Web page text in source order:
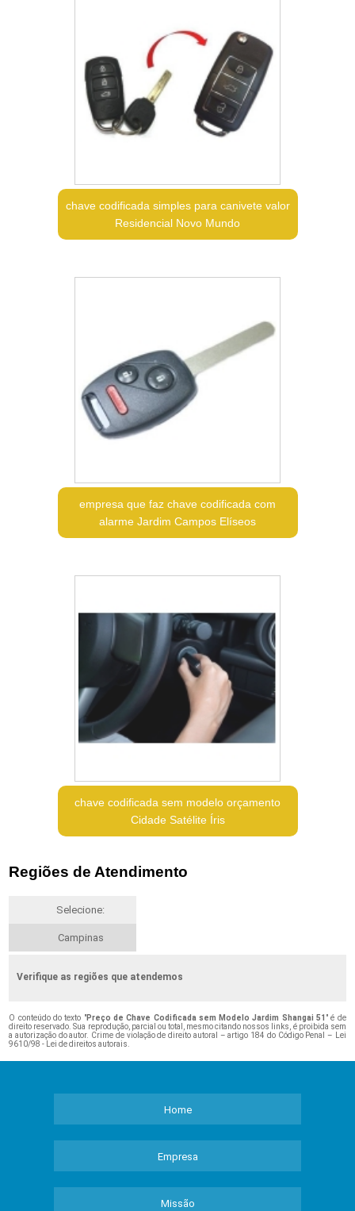
chave codificada simples para canivete valor
Residencial Novo Mundo
empresa que faz chave codificada com
alarme Jardim Campos Elíseos
chave codificada sem modelo orçamento
Cidade Satélite Íris
Regiões de Atendimento
Selecione:
Campinas
Verifique as regiões que atendemos
O conteúdo do texto "Preço de Chave Codificada sem Modelo Jardim Shangai 51 " é de
direito reservado. Sua reprodução, parcial ou total, mesmo citando nossos links, é proibida sem
a autorização do autor. Crime de violação de direito autoral – artigo 184 do Código Penal –
Lei
9610/98 - Lei de direitos autorais
Home
Empresa
Missão